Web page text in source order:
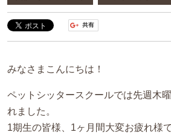
みなさまこんにちは！
ペットシッタースクールでは先週木
れました。
1期生の皆様、1ヶ月間大変お疲れ様